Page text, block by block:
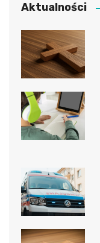
Aktualności